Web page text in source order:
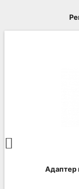
Адаптер